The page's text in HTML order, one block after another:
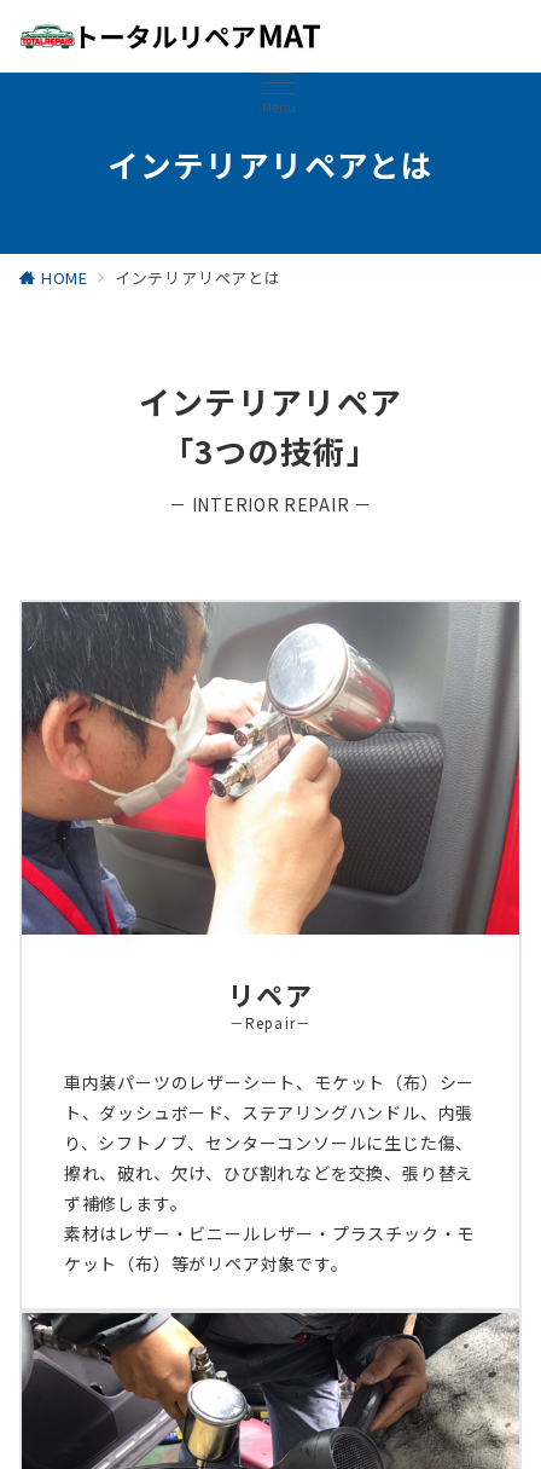
Menu
インテリアリペアとは
HOME インテリアリペアとは
インテリアリペア
「3つの技術」
－ INTERIOR REPAIR －
リペア
－Repair－
車内装パーツのレザーシート、モケット（布）シー
ト、ダッシュボード、ステアリングハンドル、内張
り、シフトノブ、センターコンソールに生じた傷、
擦れ、破れ、欠け、ひび割れなどを交換、張り替え
ず補修します。
素材はレザー・ビニールレザー・プラスチック・モ
ケット（布）等がリペア対象です。